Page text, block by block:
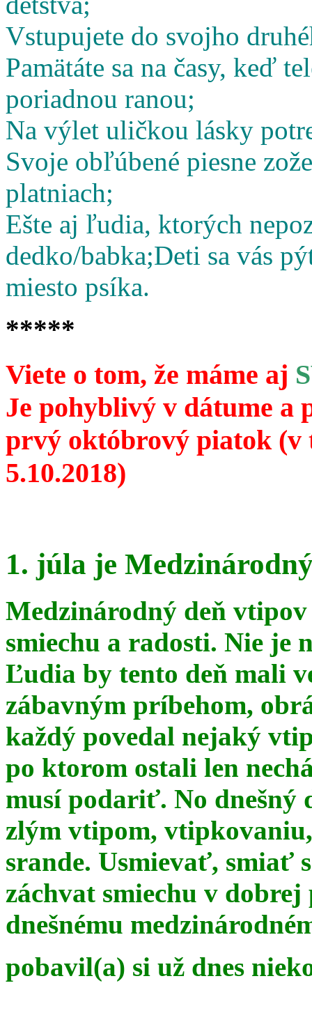
Vstupujete do svojho
Pamätáte sa na časy, keď
poriadnou ranou;
Na výlet uličkou lásky
Svoje obľúbené piesne
platniach;
Ešte aj ľudia, ktorých
dedko/babka;Deti sa vás
miesto psíka.
*****
Viete o tom, že máme aj
Je pohyblivý v dátume a
prvý októbrový piatok
5.10.2018)
1. júla je
Medzinárodný deň
smiechu a radosti. Nie je
Ľudia by tento deň mali
zábavným príbehom,
každý povedal nejaký
po ktorom ostali len
musí podariť. No dnešný
zlým vtipom,
srande. Usmievať, smiať
záchvat smiechu v
dnešnému
pobavil(a) si už dnes